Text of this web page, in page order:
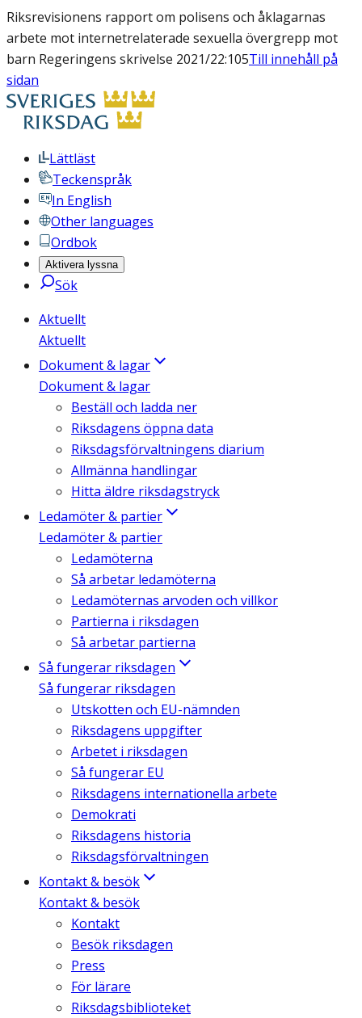
Riksrevisionens rapport om polisens och åklagarnas
arbete mot internetrelaterade sexuella övergrepp mot
barn Regeringens skrivelse 2021/22:105Till innehåll på
sidan
Lättläst
Teckenspråk
In English
Other languages
Ordbok
Aktivera lyssna
Sök
Aktuellt
Aktuellt
Dokument & lagar
Dokument & lagar
Beställ och ladda ner
Riksdagens öppna data
Riksdagsförvaltningens diarium
Allmänna handlingar
Hitta äldre riksdagstryck
Ledamöter & partier
Ledamöter & partier
Ledamöterna
Så arbetar ledamöterna
Ledamöternas arvoden och villkor
Partierna i riksdagen
Så arbetar partierna
Så fungerar riksdagen
Så fungerar riksdagen
Utskotten och EU-nämnden
Riksdagens uppgifter
Arbetet i riksdagen
Så fungerar EU
Riksdagens internationella arbete
Demokrati
Riksdagens historia
Riksdagsförvaltningen
Kontakt & besök
Kontakt & besök
Kontakt
Besök riksdagen
Press
För lärare
Riksdagsbiblioteket